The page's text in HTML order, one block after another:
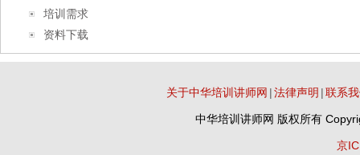
培训需求
资料下载
关于中华培训讲师网 |法律声明 |联系
中华培训讲师网 版权所有
京